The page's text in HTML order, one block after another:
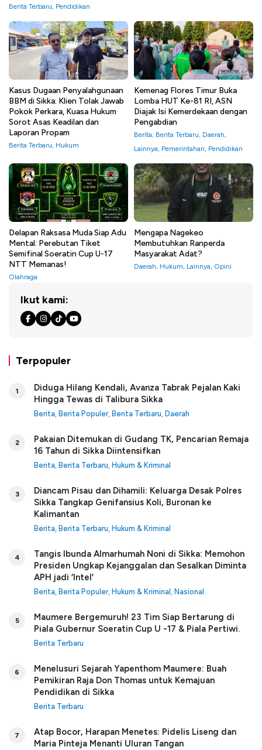
Berita Terbaru, Pendidikan
Kasus Dugaan Penyalahgunaan
BBM di Sikka: Klien Tolak Jawab
Pokok Perkara, Kuasa Hukum
Sorot Asas Keadilan dan
Laporan Propam
Berita Terbaru, Hukum
Kemenag Flores Timur Buka
Lomba HUT Ke-81 RI, ASN
Diajak Isi Kemerdekaan dengan
Pengabdian
Berita, Berita Terbaru, Daerah,
Lainnya, Pemerintahan, Pendidikan
Delapan Raksasa Muda Siap Adu
Mental: Perebutan Tiket
Semifinal Soeratin Cup U-17
NTT Memanas!
Olahraga
Mengapa Nagekeo
Membutuhkan Ranperda
Masyarakat Adat?
Daerah, Hukum, Lainnya, Opini
Ikut kami:
Terpopuler
1
Diduga Hilang Kendali, Avanza Tabrak Pejalan Kaki
Hingga Tewas di Talibura Sikka
Berita, Berita Populer, Berita Terbaru, Daerah
2
Pakaian Ditemukan di Gudang TK, Pencarian Remaja
16 Tahun di Sikka Diintensifkan
Berita, Berita Terbaru, Hukum & Kriminal
3
Diancam Pisau dan Dihamili: Keluarga Desak Polres
Sikka Tangkap Genifansius Koli, Buronan ke
Kalimantan
Berita, Berita Terbaru, Hukum & Kriminal
4
Tangis Ibunda Almarhumah Noni di Sikka: Memohon
Presiden Ungkap Kejanggalan dan Sesalkan Diminta
APH jadi ‘Intel’
Berita, Berita Populer, Hukum & Kriminal , Nasional
5
Maumere Bergemuruh! 23 Tim Siap Bertarung di
Piala Gubernur Soeratin Cup U -17 & Piala Pertiwi.
Berita Terbaru
6
Menelusuri Sejarah Yapenthom Maumere: Buah
Pemikiran Raja Don Thomas untuk Kemajuan
Pendidikan di Sikka
Berita Terbaru
7
Atap Bocor, Harapan Menetes: Pidelis Liseng dan
Maria Pinteja Menanti Uluran Tangan